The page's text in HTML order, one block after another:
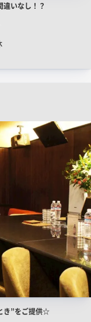
いなし！？
き”をご提供☆